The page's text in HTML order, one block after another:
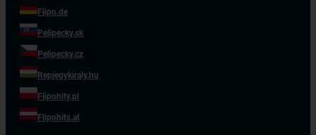
Flipo.de
Pelipecky.sk
Pelipecky.cz
Repjegykiraly.hu
Flipohity.pl
Flipohits.at